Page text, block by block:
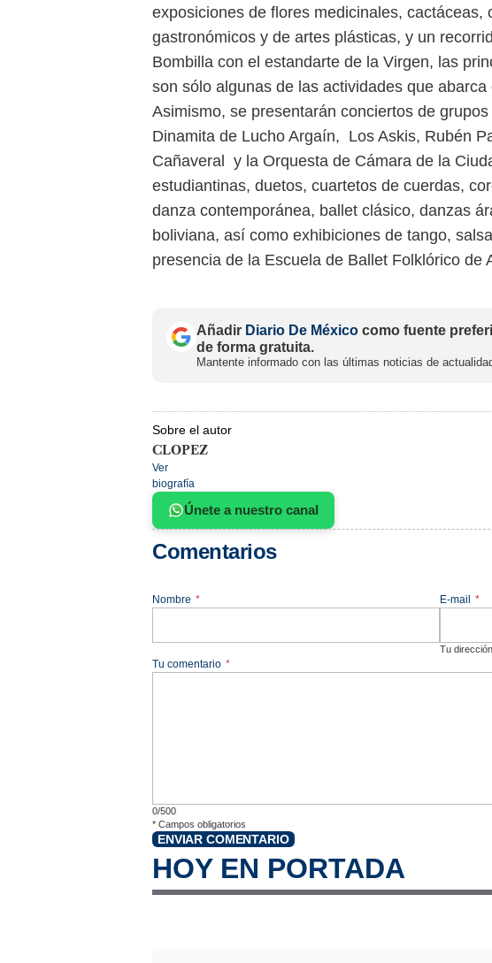
exposiciones de flores medicinales, cactáceas,
gastronómicos y de artes plásticas, y un
Bombilla con el estandarte de la Virgen, las
son sólo algunas de las actividades que
Asimismo, se presentarán conciertos de
Dinamita de Lucho Argaín, Los Askis, Rubén
Cañaveral y la Orquesta de Cámara de la
estudiantinas, duetos, cuartetos de cuerdas,
danza contemporánea, ballet clásico, danzas
boliviana, así como exhibiciones de tango,
presencia de la Escuela de Ballet Folklórico de
Añadir Diario De México como fuente
de forma gratuita.
Mantente informado con las últimas noticias de
Sobre el autor
CLOPEZ
Ver
biografía
Únete a nuestro canal
Comentarios
Nombre * E-mail *
Tu
Tu comentario *
0/500
* Campos obligatorios
ENVIAR COMENTARIO
HOY EN PORTADA